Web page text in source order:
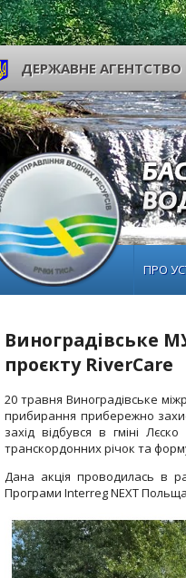
ДЕРЖАВНЕ АГЕНТСТВО
ПРО
Виноградівське
проєкту RiverCare
20 травня Виноградівське
прибирання прибережно
захід відбувся в гміні
транскордонних річок та
Дана акція проводилась в
Програми Interreg NEXT Польща